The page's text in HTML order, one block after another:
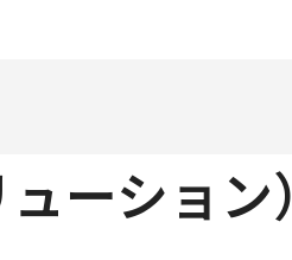
ーション）